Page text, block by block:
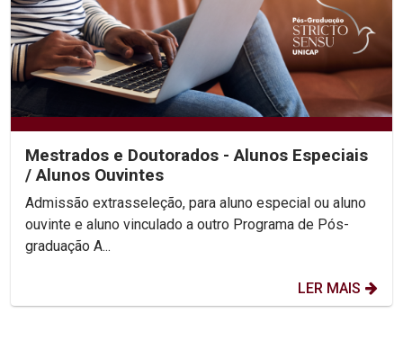
Mestrados e Doutorados - Alunos Especiais
/ Alunos Ouvintes
Admissão extrasseleção, para aluno especial ou aluno
ouvinte e aluno vinculado a outro Programa de Pós-
graduação A...
LER MAIS